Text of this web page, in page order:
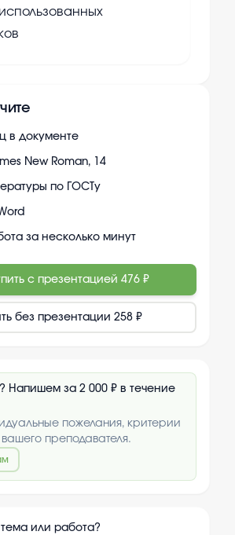
в документе
New Roman, 14
по ГОСТу
за несколько минут
с презентацией 476 ₽
без презентации 258 ₽
Напишем за 2 000 ₽ в течение
пожелания, критерии
преподавателя.
или работа?